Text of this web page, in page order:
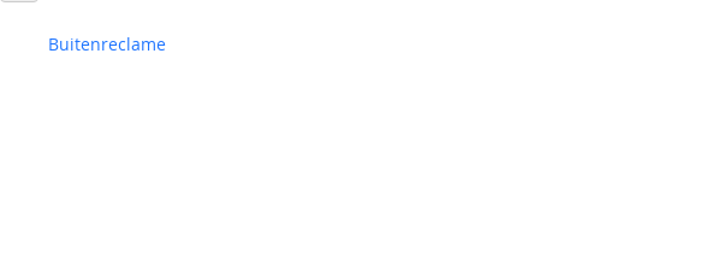
Buitenreclame